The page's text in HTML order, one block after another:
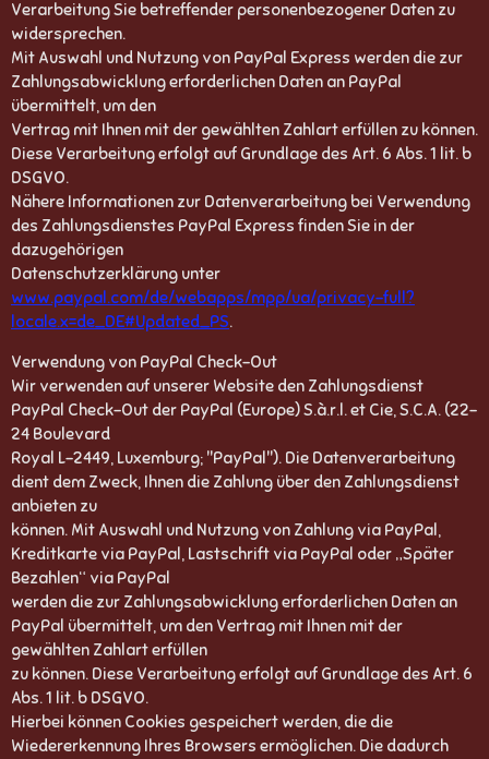
Verarbeitung Sie betreffender personenbezogener Daten zu
widersprechen.
Mit Auswahl und Nutzung von PayPal Express werden die zur
Zahlungsabwicklung erforderlichen Daten an PayPal
übermittelt, um den
Vertrag mit Ihnen mit der gewählten Zahlart erfüllen zu können.
Diese Verarbeitung erfolgt auf Grundlage des Art. 6 Abs. 1 lit. b
DSGVO.
Nähere Informationen zur Datenverarbeitung bei Verwendung
des Zahlungsdienstes PayPal Express finden Sie in der
dazugehörigen
Datenschutzerklärung unter
www.paypal.com/de/webapps/mpp/ua/privacy-full?
locale.x=de_DE#Updated_PS.
Verwendung von PayPal Check-Out
Wir verwenden auf unserer Website den Zahlungsdienst
PayPal Check-Out der PayPal (Europe) S.à.r.l. et Cie, S.C.A. (22-
24 Boulevard
Royal L-2449, Luxemburg; "PayPal"). Die Datenverarbeitung
dient dem Zweck, Ihnen die Zahlung über den Zahlungsdienst
anbieten zu
können. Mit Auswahl und Nutzung von Zahlung via PayPal,
Kreditkarte via PayPal, Lastschrift via PayPal oder „Später
Bezahlen“ via PayPal
werden die zur Zahlungsabwicklung erforderlichen Daten an
PayPal übermittelt, um den Vertrag mit Ihnen mit der
gewählten Zahlart erfüllen
zu können. Diese Verarbeitung erfolgt auf Grundlage des Art. 6
Abs. 1 lit. b DSGVO.
Hierbei können Cookies gespeichert werden, die die
Wiedererkennung Ihres Browsers ermöglichen. Die dadurch